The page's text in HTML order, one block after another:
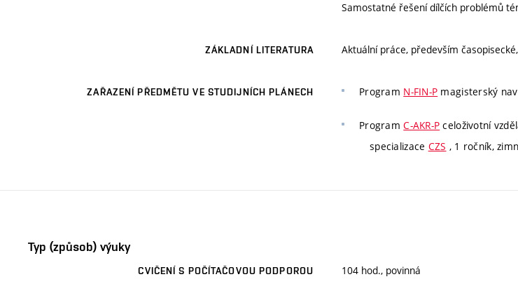
Samostatné řešení dílčích problémů
ZÁKLADNÍ LITERATURA Aktuální práce, především
ZAŘAZENÍ PŘEDMĚTU VE STUDIJNÍCH PLÁNECH Program N-FIN-P magisterský
ProgramC-AKR-P celoživotní
specializace CZS , 1 ročník,
Typ (způsob) výuky
CVIČENÍ S POČÍTAČOVOU PODPOROU 104 hod., povinná